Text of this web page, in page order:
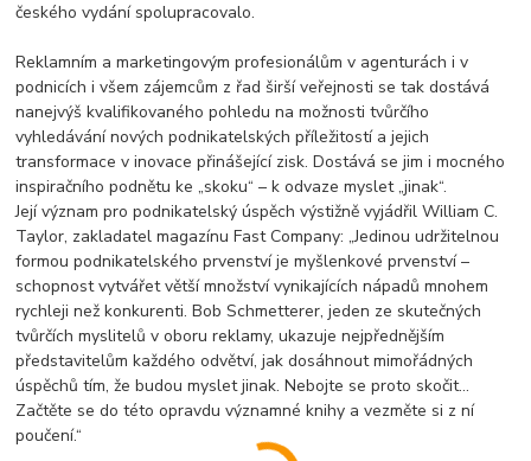
českého vydání spolupracovalo.
Reklamním a marketingovým profesionálům v agenturách i v
podnicích i všem zájemcům z řad širší veřejnosti se tak dostává
nanejvýš kvalifikovaného pohledu na možnosti tvůrčího
vyhledávání nových podnikatelských příležitostí a jejich
transformace v inovace přinášející zisk. Dostává se jim i mocného
inspiračního podnětu ke „skoku“ – k odvaze myslet „jinak“.
Její význam pro podnikatelský úspěch výstižně vyjádřil William C.
Taylor, zakladatel magazínu Fast Company: „Jedinou udržitelnou
formou podnikatelského prvenství je myšlenkové prvenství –
schopnost vytvářet větší množství vynikajících nápadů mnohem
rychleji než konkurenti. Bob Schmetterer, jeden ze skutečných
tvůrčích myslitelů v oboru reklamy, ukazuje nejpřednějším
představitelům každého odvětví, jak dosáhnout mimořádných
úspěchů tím, že budou myslet jinak. Nebojte se proto skočit...
Začtěte se do této opravdu významné knihy a vezměte si z ní
poučení.“